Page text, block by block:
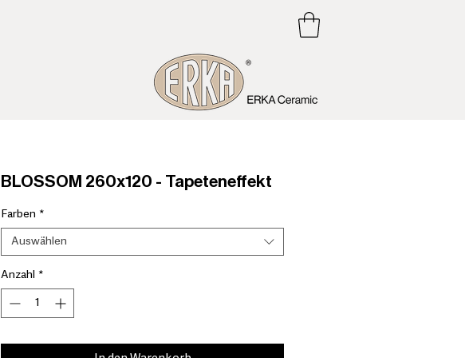
BLOSSOM 260x120 - Tapeteneffekt
Farben *
Auswählen
Anzahl *